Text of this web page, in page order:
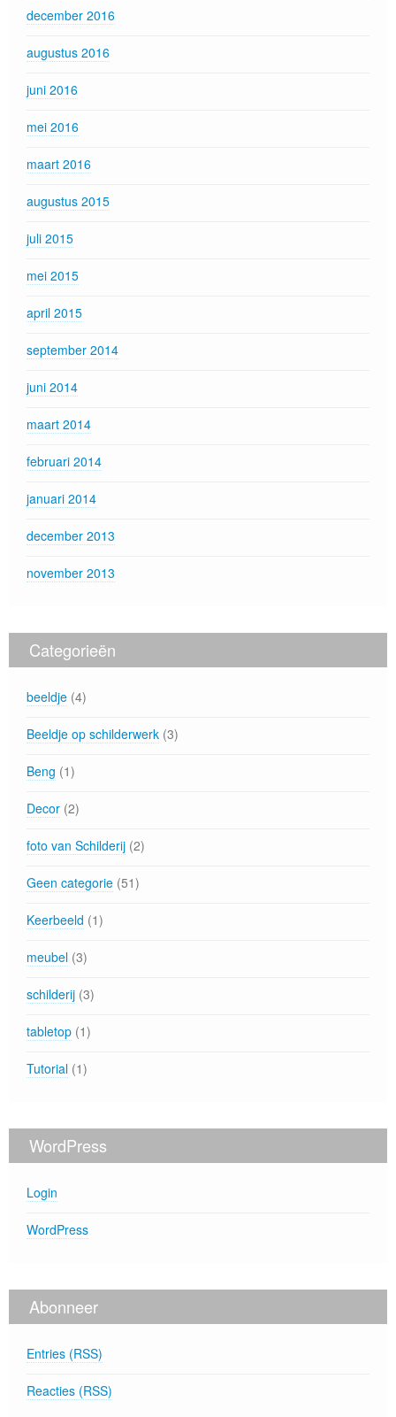
december 2016
augustus 2016
juni 2016
mei 2016
maart 2016
augustus 2015
juli 2015
mei 2015
april 2015
september 2014
juni 2014
maart 2014
februari 2014
januari 2014
december 2013
november 2013
Categorieën
beeldje (4)
Beeldje op schilderwerk (3)
Beng (1)
Decor (2)
foto van Schilderij (2)
Geen categorie (51)
Keerbeeld (1)
meubel (3)
schilderij (3)
tabletop (1)
Tutorial (1)
WordPress
Login
WordPress
Abonneer
Entries (RSS)
Reacties (RSS)